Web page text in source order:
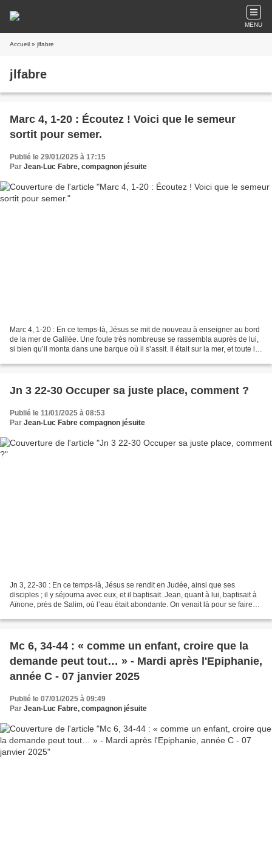
MENU
Accueil » jlfabre
jlfabre
Marc 4, 1-20 : Écoutez ! Voici que le semeur
sortit pour semer.
Publié le 29/01/2025 à 17:15
Par Jean-Luc Fabre, compagnon jésuite
Marc 4, 1-20 : En ce temps-là, Jésus se mit de nouveau à enseigner au bord
de la mer de Galilée. Une foule très nombreuse se rassembla auprès de lui,
si bien qu’il monta dans une barque où il s’assit. Il était sur la mer, et toute la
Jn 3 22-30 Occuper sa juste place, comment ?
Publié le 11/01/2025 à 08:53
Par Jean-Luc Fabre compagnon jésuite
Jn 3, 22-30 : En ce temps-là, Jésus se rendit en Judée, ainsi que ses
disciples ; il y séjourna avec eux, et il baptisait. Jean, quant à lui, baptisait à
Aïnone, près de Salim, où l’eau était abondante. On venait là pour se faire
Mc 6, 34-44 : « comme un enfant, croire que la
demande peut tout… » - Mardi après l'Epiphanie,
année C - 07 janvier 2025
Publié le 07/01/2025 à 09:49
Par Jean-Luc Fabre, compagnon jésuite